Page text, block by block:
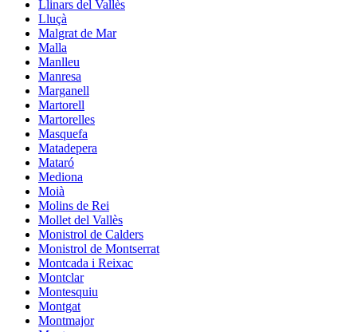
Llinars del Vallès
Lluçà
Malgrat de Mar
Malla
Manlleu
Manresa
Marganell
Martorell
Martorelles
Masquefa
Matadepera
Mataró
Mediona
Moià
Molins de Rei
Mollet del Vallès
Monistrol de Calders
Monistrol de Montserrat
Montcada i Reixac
Montclar
Montesquiu
Montgat
Montmajor